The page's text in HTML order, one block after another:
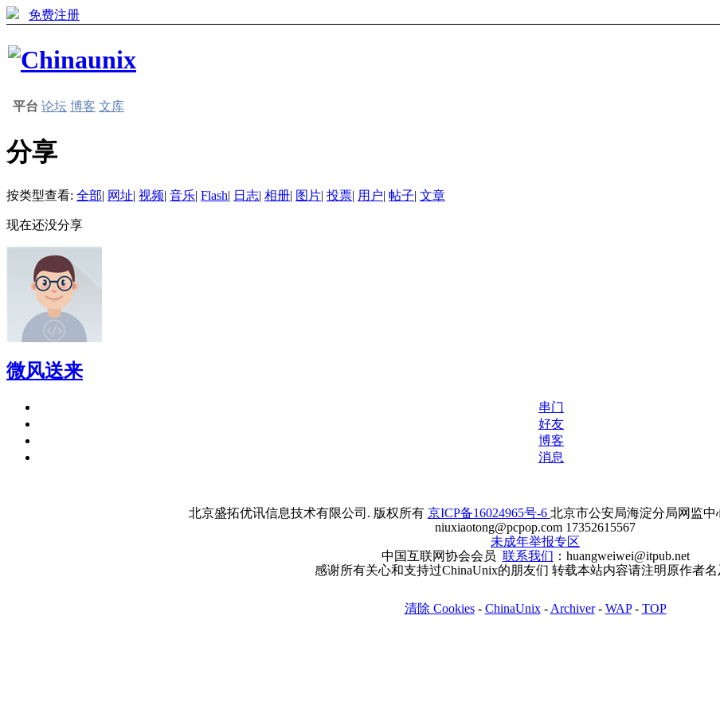
免费注册
平台 论坛 博客 文库
分享
按类型查看: 全部| 网址| 视频| 音乐| Flash| 日志| 相册| 图片| 投票| 用户| 帖子| 文章
现在还没分享
微风送来
串门
好友
博客
消息
北京盛拓优讯信息技术有限公司. 版权所有 京ICP备16024965号-6 北京市公安局海淀分局网监中
niuxiaotong@pcpop.com 17352615567
未成年举报专区
中国互联网协会会员 联系我们 ：huangweiwei@itpub.net
感谢所有关心和支持过ChinaUnix的朋友们 转载本站内容请注明原作者
清除 Cookies- ChinaUnix- Archiver- WAP- TOP